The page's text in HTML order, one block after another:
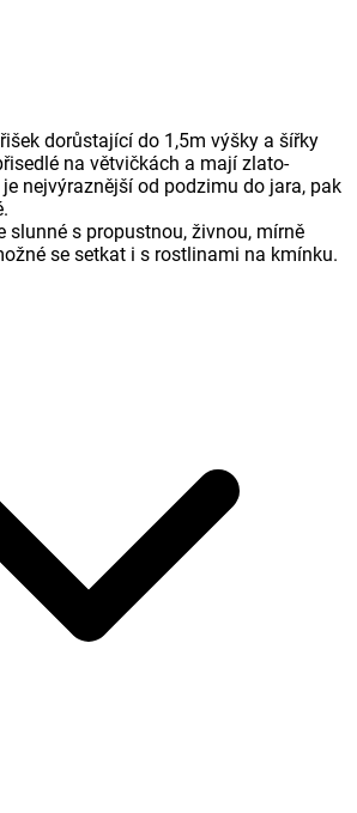
dorůstající do 1,5m výšky a šířky
na větvičkách a mají zlato-
nejvýraznější od podzimu do jara, pak
slunné s propustnou, živnou, mírně
se setkat i s rostlinami na kmínku.